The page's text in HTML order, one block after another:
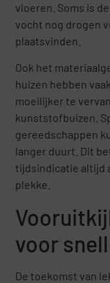
vloeren. Soms is
vocht nog drogen
plaatsvinden.
Ook het
huizen hebben
moeilijker te
kunststofbuizen.
gereedschappen
langer duurt. Dit
tijdsindicatie altijd
plekke.
voor
De toekomst van